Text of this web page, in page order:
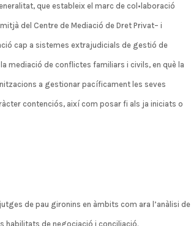
que estableix el marc de col•laboració
del Centre de Mediació de Dret Privat– i
cap a sistemes extrajudicials de gestió de
mediació de conflictes familiars i civils, en què la
a gestionar pacíficament les seves
contenciós, així com posar fi als ja iniciats o
de pau gironins en àmbits com ara l’anàlisi de
habilitats de negociació i conciliació.